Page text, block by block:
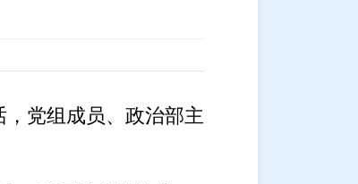
党组成员、政治部主